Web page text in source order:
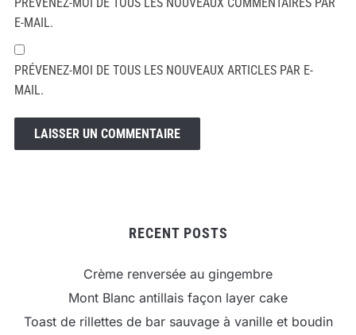
E-MAIL.
PRÉVENEZ-MOI DE TOUS LES NOUVEAUX ARTICLES PAR E-
MAIL.
RECENT POSTS
Crème renversée au gingembre
Mont Blanc antillais façon layer cake
Toast de rillettes de bar sauvage à vanille et boudin